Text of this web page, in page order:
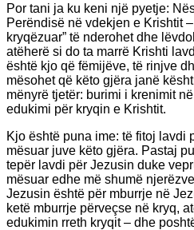
Por tani ja ku keni një pyetje:
Perëndisë në vdekjen e Krishtit
kryqëzuar” të nderohet dhe
atëherë si do ta marrë Krishti
është kjo që fëmijëve, të rinjve
mësohet që këto gjëra janë
mënyrë tjetër: burimi i krenimit
edukimi për kryqin e Krishtit.
Kjo është puna ime: të fitoj lavdi
mësuar juve këto gjëra. Pastaj
tepër lavdi për Jezusin duke
mësuar edhe më shumë
Jezusin është për mburrje në
ketë mburrje përveçse në kryq,
edukimin rreth kryqit – dhe